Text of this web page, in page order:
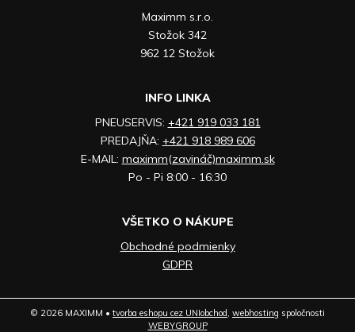
Maximm s.r.o.
Stožok 342
962 12 Stožok
INFO LINKA
PNEUSERVIS: +421 919 033 181
PREDAJŇA: +421 918 989 606
E-MAIL: maximm(zavináč)maximm.sk
Po - Pi 8:00 - 16:30
VŠETKO O NÁKUPE
Obchodné podmienky
GDPR
© 2026 MAXIMM • tvorba eshopu cez UNIobchod webhosting spoločnosti
WEBYGROUP